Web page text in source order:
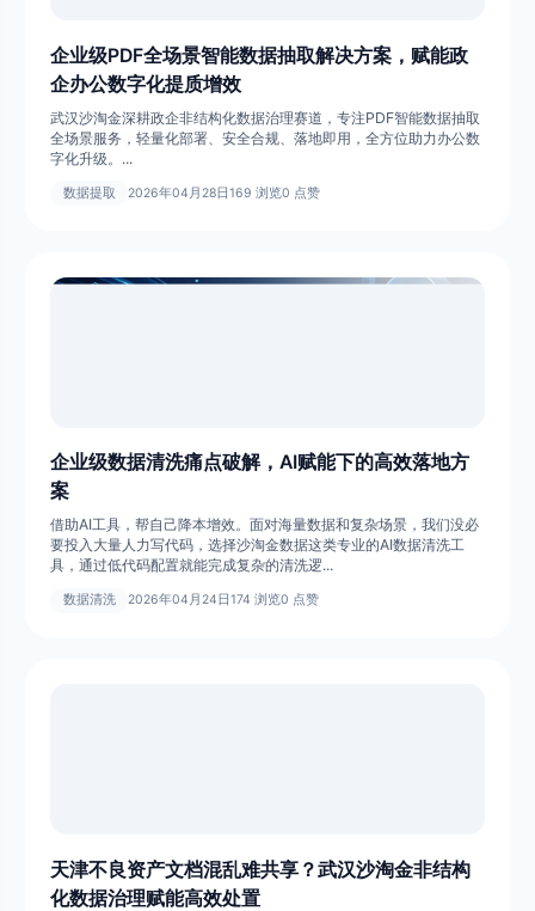
企业级PDF全场景智能数据抽取解决方案，赋能政
企办公数字化提质增效
武汉沙淘金深耕政企非结构化数据治理赛道，专注PDF智能数据抽取
全场景服务，轻量化部署、安全合规、落地即用，全方位助力办公数
字化升级。...
数据提取 2026年04月28日169 浏览0 点赞
企业级数据清洗痛点破解，AI赋能下的高效落地方
案
借助AI工具，帮自己降本增效。面对海量数据和复杂场景，我们没必
要投入大量人力写代码，选择沙淘金数据这类专业的AI数据清洗工
具，通过低代码配置就能完成复杂的清洗逻...
数据清洗 2026年04月24日174 浏览0 点赞
天津不良资产文档混乱难共享？武汉沙淘金非结构
化数据治理赋能高效处置